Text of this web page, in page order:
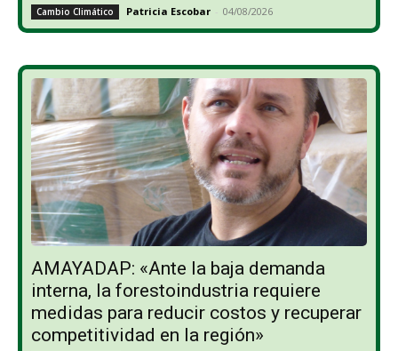
Cambio Climático Patricia Escobar - 04/08/2026
AMAYADAP: «Ante la baja demanda
interna, la forestoindustria requiere
medidas para reducir costos y recuperar
competitividad en la región»